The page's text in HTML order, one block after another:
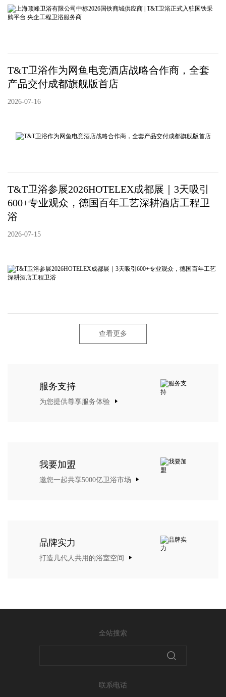
T&T卫浴作为网鱼电竞酒店战略合作商，全套
产品交付成都旗舰版首店
2026-07-16
T&T卫浴参展2026HOTELEX成都展｜3天吸引
600+专业观众，德国百年工艺深耕酒店工程卫
浴
2026-07-15
查看更多
服务支持
为您提供尊享服务体验
我要加盟
邀您一起共享5000亿卫浴市场
品牌实力
打造几代人共用的浴室空间
全站搜索
联系电话